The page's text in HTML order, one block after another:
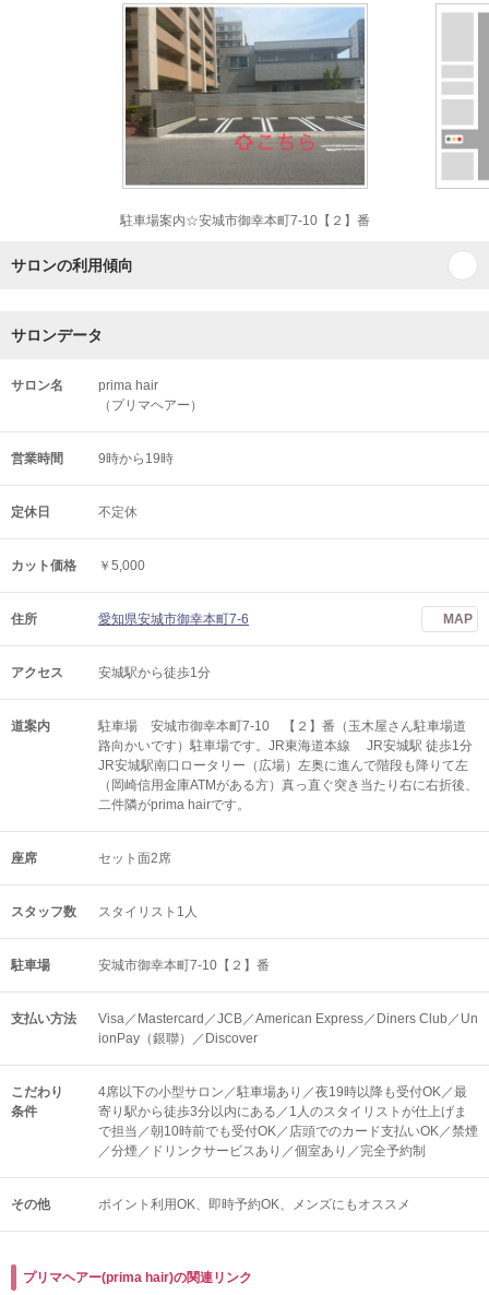
駐車場案内☆安城市御幸本町7-10【２】番
サロンの利用傾向
サロンデータ
サロン名
prima hair
（プリマヘアー）
営業時間 9時から19時
定休日 不定休
カット価格 ￥5,000
住所 愛知県安城市御幸本町7-6 MAP
アクセス 安城駅から徒歩1分
道案内
駐車場 安城市御幸本町7-10 【２】番（玉木屋さん駐車場道
路向かいです）駐車場です。JR東海道本線 JR安城駅 徒歩1分
JR安城駅南口ロータリー（広場）左奥に進んで階段も降りて左
（岡崎信用金庫ATMがある方）真っ直ぐ突き当たり右に右折後、
二件隣がprima hairです。
座席 セット面2席
スタッフ数 スタイリスト1人
駐車場 安城市御幸本町7-10【２】番
支払い方法
Visa／Mastercard／JCB／American Express／Diners Club／Un
ionPay（銀聯）／Discover
こだわり
条件
4席以下の小型サロン／駐車場あり／夜19時以降も受付OK／最
寄り駅から徒歩3分以内にある／1人のスタイリストが仕上げま
で担当／朝10時前でも受付OK／店頭でのカード支払いOK／禁煙
／分煙／ドリンクサービスあり／個室あり／完全予約制
その他 ポイント利用OK 即時予約OK メンズにもオススメ
プリマヘアー(prima hair)の関連リンク